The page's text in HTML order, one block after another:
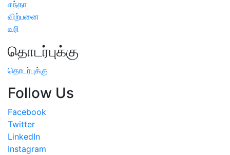
சந்தா
விற்பனை
வரி
தொடர்புக்கு
தொடர்புக்கு
Follow Us
Facebook
Twitter
LinkedIn
Instagram